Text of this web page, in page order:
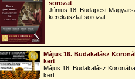
sorozat
Június 18. Budapest
kerekasztal sorozat
Május 16. Budakalász
kert
Május 16. Budakalász
kert